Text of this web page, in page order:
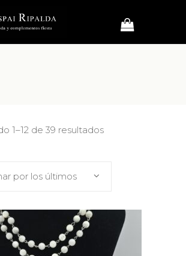
1–12 de 39 resultados
por los últimos